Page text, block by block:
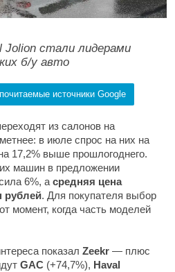
Jolion стали лидерами
б/у авто
источники Google
из салонов на
в июле спрос на них на
17,2% выше прошлогоднего.
машин в предложении
6%, а средняя цена
рублей. Для покупателя выбор
момент, когда часть моделей
показал Zeekr — плюс
GAC (+74,7%), Haval